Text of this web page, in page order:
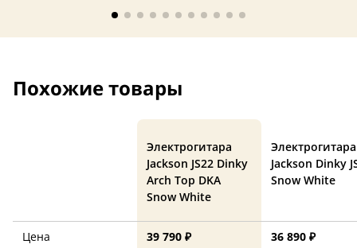
Похожие товары
Электрогитара
Jackson JS22 Dinky
Arch Top DKA
Snow White
Электрогитара
Jackson Dinky
Snow White
Цена 39 790 ₽
36 890 ₽